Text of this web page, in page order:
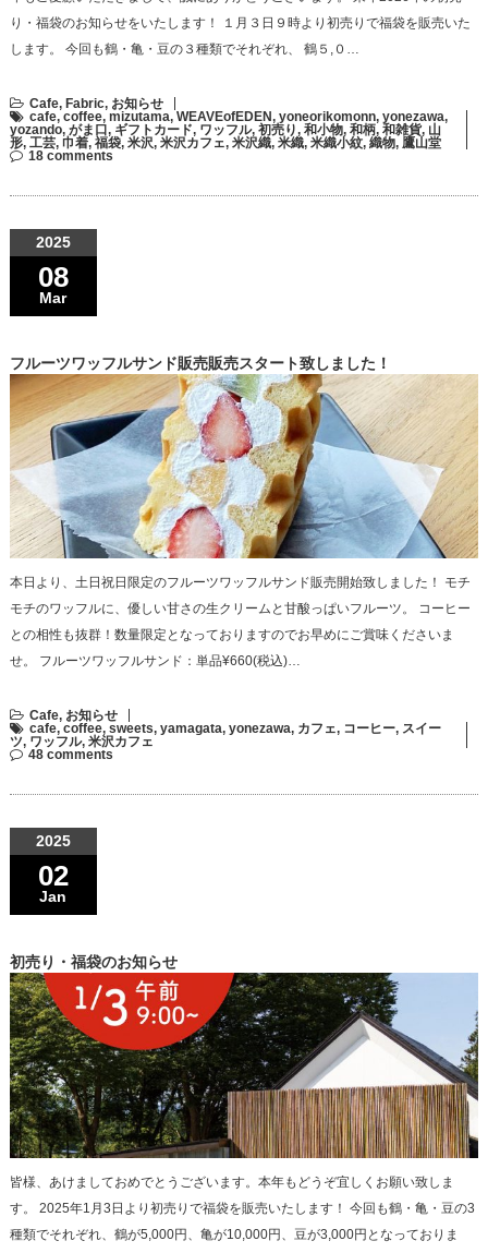
り・福袋のお知らせをいたします！ １月３日９時より初売りで福袋を販売いた
します。 今回も鶴・亀・豆の３種類でそれぞれ、 鶴５,０…
Cafe, Fabric, お知らせ
cafe, coffee, mizutama, WEAVEofEDEN, yoneorikomonn, yonezawa,
yozando, がま口, ギフトカード, ワッフル, 初売り, 和小物, 和柄, 和雑貨, 山
形, 工芸, 巾着, 福袋, 米沢, 米沢カフェ, 米沢織, 米織, 米織小紋, 織物, 鷹山堂
18 comments
2025
08
Mar
フルーツワッフルサンド販売販売スタート致しました！
本日より、土日祝日限定のフルーツワッフルサンド販売開始致しました！ モチ
モチのワッフルに、優しい甘さの生クリームと甘酸っぱいフルーツ。 コーヒー
との相性も抜群！数量限定となっておりますのでお早めにご賞味くださいま
せ。 フルーツワッフルサンド：単品¥660(税込)…
Cafe, お知らせ
cafe, coffee, sweets, yamagata, yonezawa, カフェ, コーヒー, スイー
ツ, ワッフル, 米沢カフェ
48 comments
2025
02
Jan
初売り・福袋のお知らせ
皆様、あけましておめでとうございます。本年もどうぞ宜しくお願い致しま
す。 2025年1月3日より初売りで福袋を販売いたします！ 今回も鶴・亀・豆の3
種類でそれぞれ、鶴が5,000円、亀が10,000円、豆が3,000円となっておりま